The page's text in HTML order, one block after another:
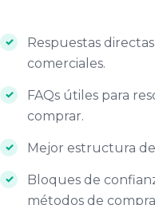
Respuestas
comerciales.
FAQs útiles para
comprar.
Mejor estructura de
Bloques de
métodos de